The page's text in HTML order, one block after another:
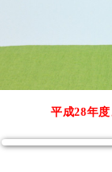
平成28年